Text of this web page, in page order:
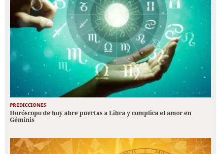
PREDICCIONES
Horóscopo de hoy abre puertas a Libra y complica el amor en
Géminis